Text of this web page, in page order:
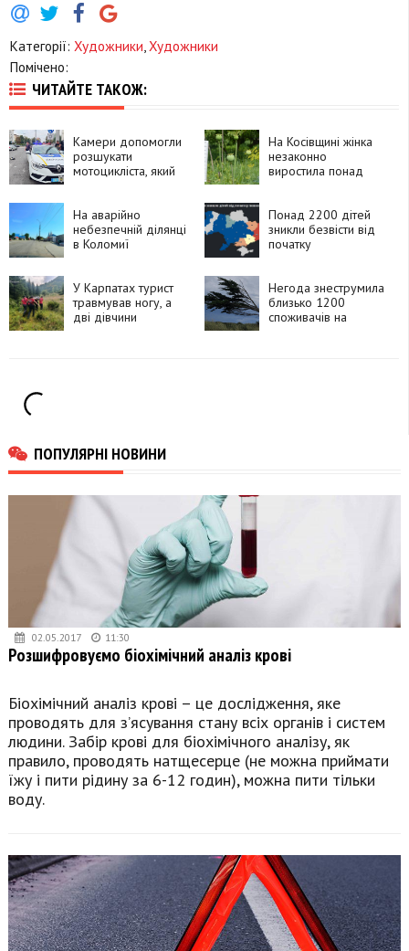
Категорії: Художники Художники
Помічено:
ЧИТАЙТЕ ТАКОЖ:
Камери допомогли
розшукати
мотоцикліста, який
На Косівщині жінка
незаконно
виростила понад
На аварійно
небезпечній ділянці
в Коломиї
Понад 2200 дітей
зникли безвісти від
початку
У Карпатах турист
травмував ногу, а
дві дівчини
Негода знеструмила
близько 1200
споживачів на
ПОПУЛЯРНІ НОВИНИ
02.05.2017 11:30
Розшифровуємо біохімічний аналіз крові
Біохімічний аналіз крові – це дослідження, яке
проводять для з’ясування стану всіх органів і систем
людини. Забір крові для біохімічного аналізу, як
правило, проводять натщесерце (не можна приймати
їжу і пити рідину за 6-12 годин), можна пити тільки
воду.